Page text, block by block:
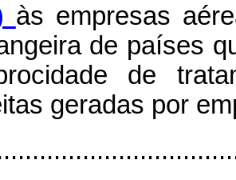
às empresas
de países
de
geradas por